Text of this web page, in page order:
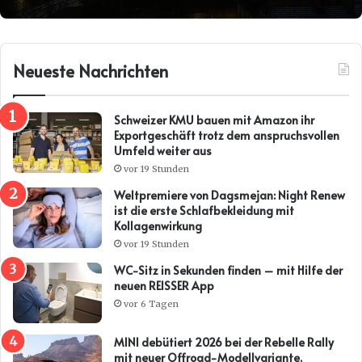
Neueste Nachrichten
Schweizer KMU bauen mit Amazon ihr
Exportgeschäft trotz dem anspruchsvollen
Umfeld weiter aus
vor 19 Stunden
Weltpremiere von Dagsmejan: Night Renew
ist die erste Schlafbekleidung mit
Kollagenwirkung
vor 19 Stunden
WC-Sitz in Sekunden finden – mit Hilfe der
neuen REISSER App
vor 6 Tagen
MINI debütiert 2026 bei der Rebelle Rally
mit neuer Offroad-Modellvariante.